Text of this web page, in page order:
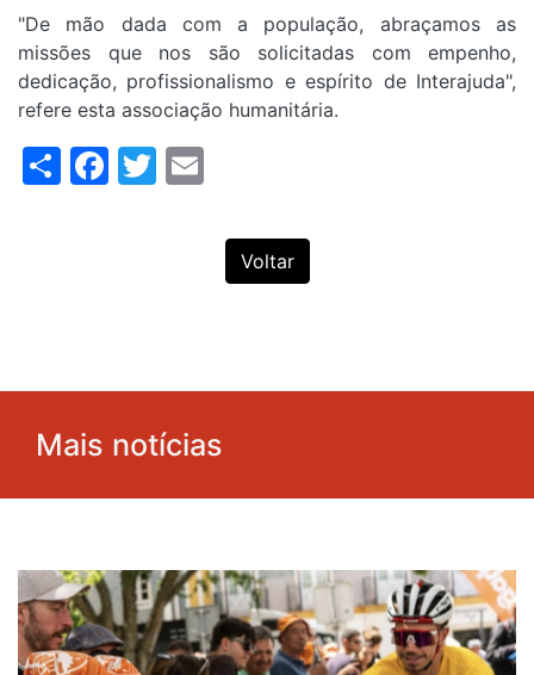
"De mão dada com a população, abraçamos as
missões que nos são solicitadas com empenho,
dedicação, profissionalismo e espírito de Interajuda",
refere esta associação humanitária.
ShareFacebook
Twitter
Voltar
Mais notícias